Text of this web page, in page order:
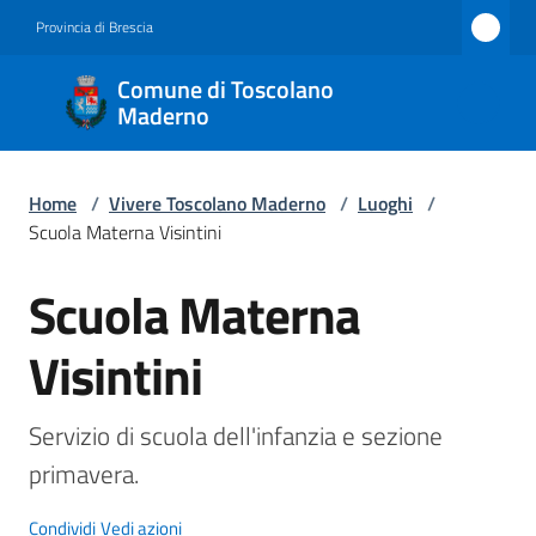
Provincia di Brescia
Comune di Toscolano
Maderno
Comune
di
Toscolano
Maderno
Amministrazione
Novità
Servizi
Vivere
Toscolano
Home / Vivere Toscolano Maderno / Luoghi /
Scuola Materna Visintini
Salta al contenuto
Scuola Materna
Visintini
Servizio di scuola dell'infanzia e sezione
primavera.
CondividiVedi azioni